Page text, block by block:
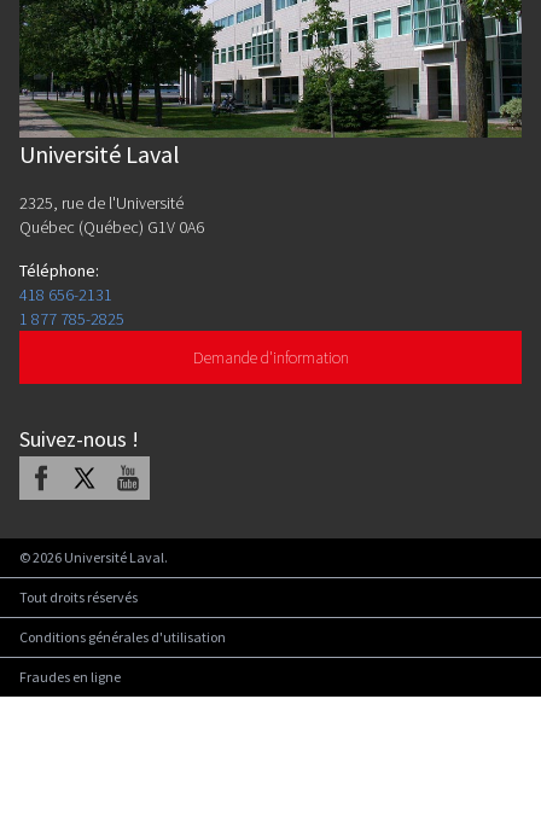
Université Laval
2325, rue de l'Université
Québec (Québec) G1V 0A6
Téléphone:
418 656-2131
1 877 785-2825
Demande d'information
Suivez-nous !
Facebook Youtube
©2026 Université Laval.
Tout droits réservés
Conditions générales d'utilisation
Fraudes en ligne